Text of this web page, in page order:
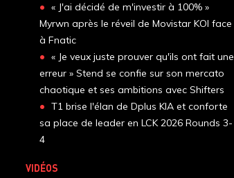
« J'ai décidé de m'investir à 100% »
Myrwn après le réveil de Movistar KOI face
à Fnatic
« Je veux juste prouver qu'ils ont fait une
erreur » Stend se confie sur son mercato
chaotique et ses ambitions avec Shifters
T1 brise l'élan de Dplus KIA et conforte
sa place de leader en LCK 2026 Rounds 3-
4
VIDÉOS